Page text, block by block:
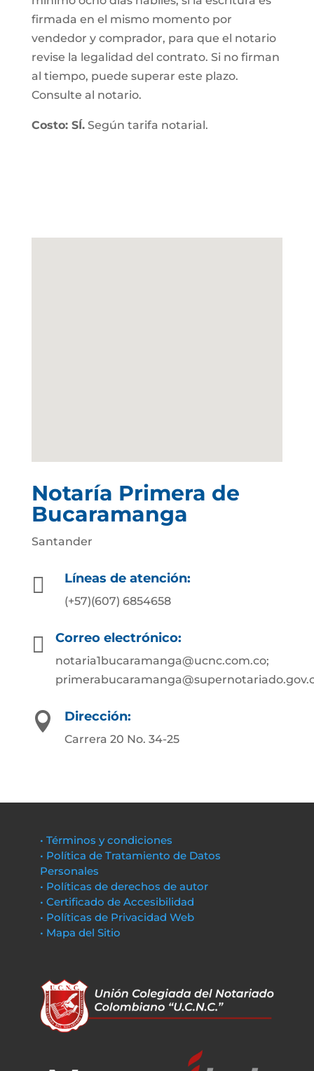
firmada en el mismo momento por
vendedor y comprador, para que el notario
revise la legalidad del contrato. Si no firman
al tiempo, puede superar este plazo.
Consulte al notario.
Costo: SÍ.Según tarifa notarial.
Notaría Primera de
Bucaramanga
Santander
 Líneas de atención:
(+57)(607) 6854658
 Correo electrónico:
notaria1bucaramanga@ucnc.com.co;
 Dirección:
Carrera 20 No. 34-25
• Términos y condiciones
• Política de Tratamiento de Datos
Personales
• Políticas de derechos de autor
• Certificado de Accesibilidad
• Políticas de Privacidad Web
• Mapa del Sitio